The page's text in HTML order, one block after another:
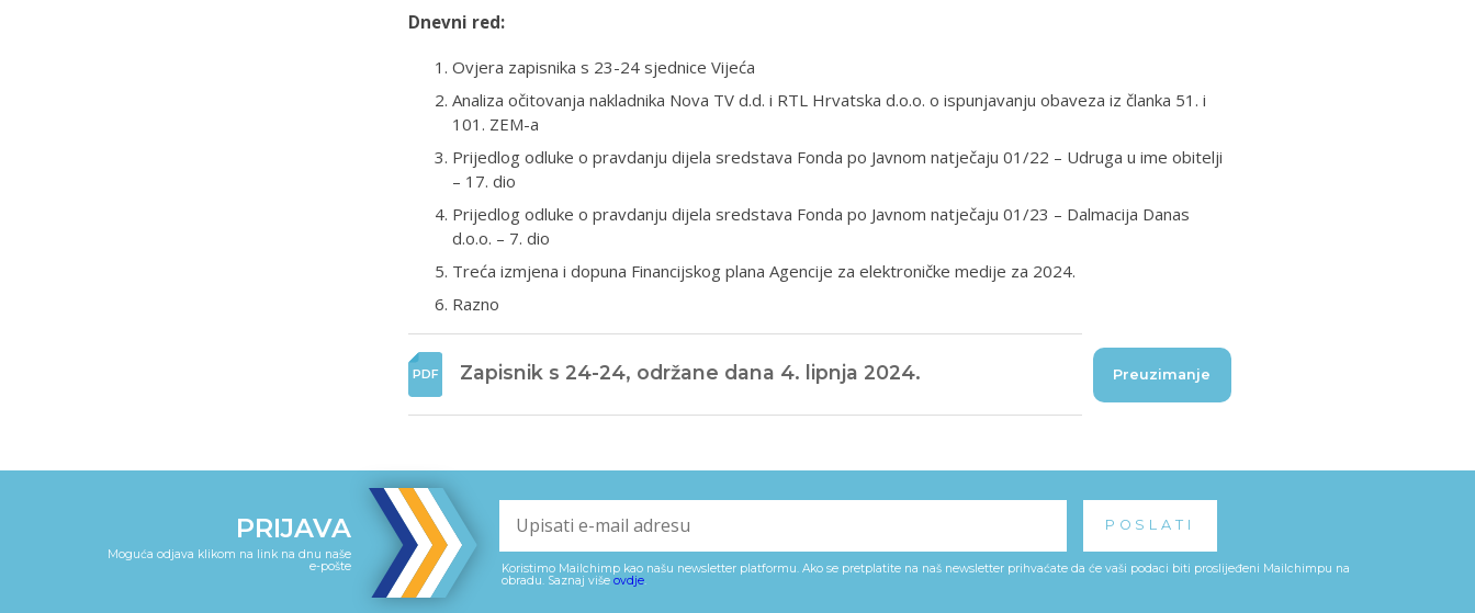
Dnevni red:
Ovjera zapisnika s 23-24 sjednice Vijeća
Analiza očitovanja nakladnika Nova TV d.d. i RTL Hrvatska d.o.o. o ispunjavanju obaveza iz članka 51. i
101. ZEM-a
Prijedlog odluke o pravdanju dijela sredstava Fonda po Javnom natječaju 01/22 – Udruga u ime obitelji
– 17. dio
Prijedlog odluke o pravdanju dijela sredstava Fonda po Javnom natječaju 01/23 – Dalmacija Danas
d.o.o. – 7. dio
Treća izmjena i dopuna Financijskog plana Agencije za elektroničke medije za 2024.
Razno
Zapisnik s 24-24, održane dana 4. lipnja 2024. Preuzimanje
PRIJAVA
Moguća odjava klikom na link na dnu naše
e-pošte
Koristimo Mailchimp kao našu newsletter platformu. Ako se pretplatite na naš newsletter prihvaćate da će vaši podaci biti proslijeđeni Mailchimpu na
obradu. Saznaj više ovdje.